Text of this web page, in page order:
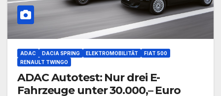
ADAC DACIA SPRING ELEKTROMOBILITÄT
FIAT 500
RENAULT TWINGO
ADAC Autotest: Nur drei E-
Fahrzeuge unter 30.000,– Euro